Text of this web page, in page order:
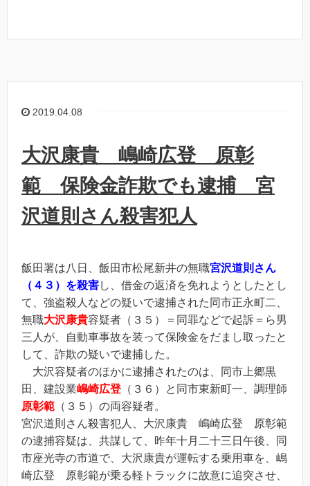
2019.04.08
大沢康貴 嶋崎広登 原彰
範 保険金詐欺でも逮捕 宮
沢道則さん殺害犯人
飯田署は八日、飯田市松尾新井の無職宮沢道則さん
（４３）を殺害し、借金の返済を免れようとしたとし
て、強盗殺人などの疑いで逮捕された同市正永町二、
無職大沢康貴容疑者（３５）＝同罪などで起訴＝ら男
三人が、自動車事故を装って保険金をだまし取ったと
して、詐欺の疑いで逮捕した。
大沢容疑者のほかに逮捕されたのは、同市上郷黒
田、建設業嶋崎広登 （３６）と同市東新町一、調理師
原彰範 （３５）の両容疑者。
宮沢道則さん殺害犯人、大沢康貴 嶋崎広登 原彰範
の逮捕容疑は、共謀して、昨年十月二十三日午後、同
市座光寺の市道で、大沢康貴が運転する乗用車を、嶋
崎広登 原彰範が乗る軽トラックに故意に追突させ、